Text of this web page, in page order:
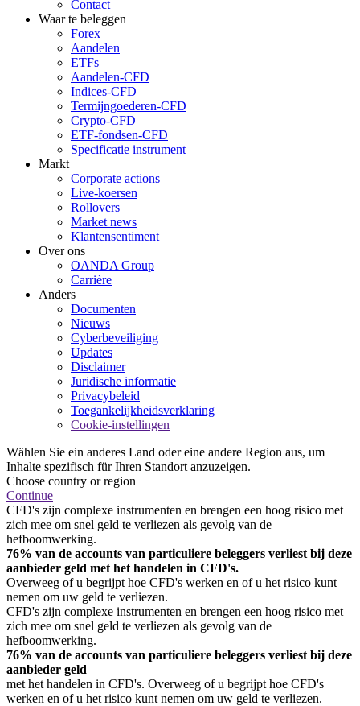
Contact
Waar te beleggen
Forex
Aandelen
ETFs
Aandelen-CFD
Indices-CFD
Termijngoederen-CFD
Crypto-CFD
ETF-fondsen-CFD
Specificatie instrument
Markt
Corporate actions
Live-koersen
Rollovers
Market news
Klantensentiment
Over ons
OANDA Group
Carrière
Anders
Documenten
Nieuws
Cyberbeveiliging
Updates
Disclaimer
Juridische informatie
Privacybeleid
Toegankelijkheidsverklaring
Cookie-instellingen
Wählen Sie ein anderes Land oder eine andere Region aus, um
Inhalte spezifisch für Ihren Standort anzuzeigen.
Choose country or region
Continue
CFD's zijn complexe instrumenten en brengen een hoog risico met
zich mee om snel geld te verliezen als gevolg van de
hefboomwerking.
76% van de accounts van particuliere beleggers verliest bij deze
aanbieder geld met het handelen in CFD's.
Overweeg of u begrijpt hoe CFD's werken en of u het risico kunt
nemen om uw geld te verliezen.
CFD's zijn complexe instrumenten en brengen een hoog risico met
zich mee om snel geld te verliezen als gevolg van de
hefboomwerking.
76% van de accounts van particuliere beleggers verliest bij deze
aanbieder geld
met het handelen in CFD's. Overweeg of u begrijpt hoe CFD's
werken en of u het risico kunt nemen om uw geld te verliezen.